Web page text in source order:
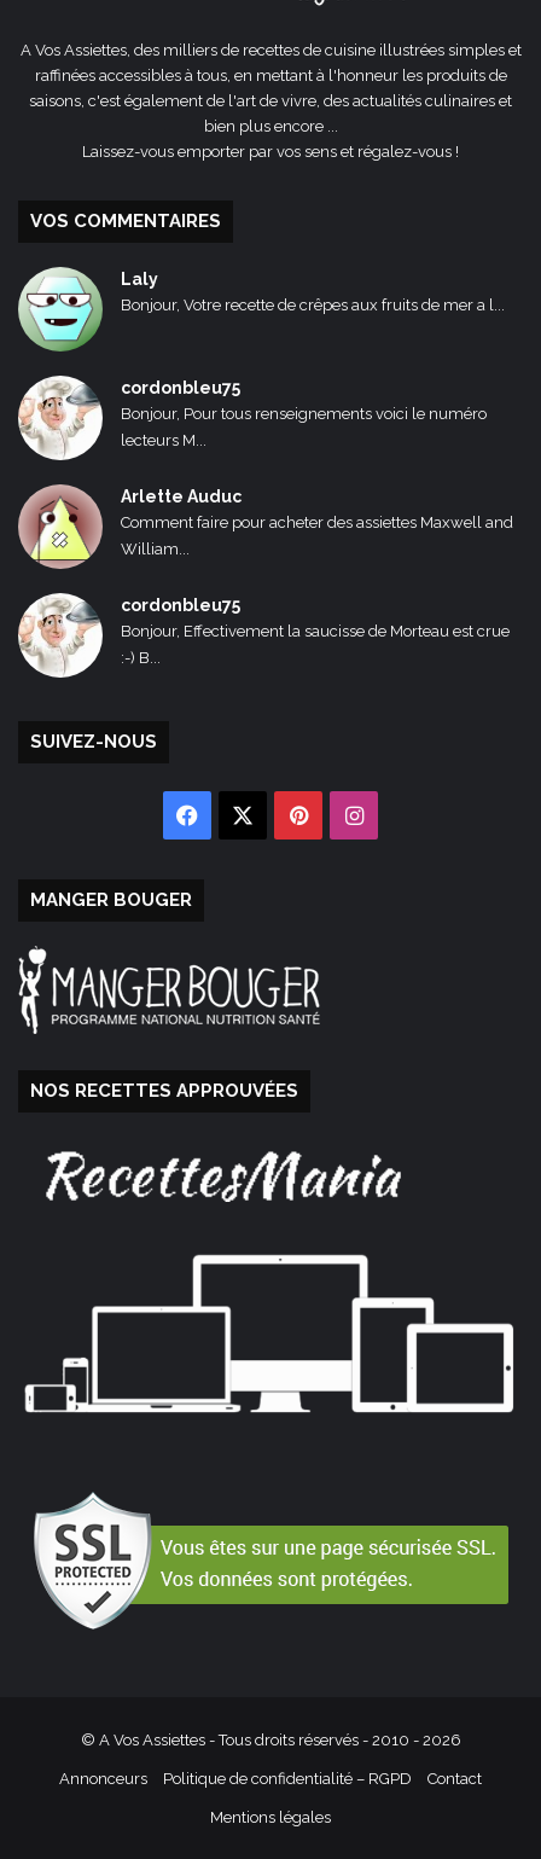
A Vos Assiettes, des milliers de recettes de cuisine illustrées simples et
raffinées accessibles à tous, en mettant à l'honneur les produits de
saisons, c'est également de l'art de vivre, des actualités culinaires et
bien plus encore ...
Laissez-vous emporter par vos sens et régalez-vous !
VOS COMMENTAIRES
Laly
Bonjour, Votre recette de crêpes aux fruits de mer a l...
cordonbleu75
Bonjour, Pour tous renseignements voici le numéro
lecteurs M...
Arlette Auduc
Comment faire pour acheter des assiettes Maxwell and
William...
cordonbleu75
Bonjour, Effectivement la saucisse de Morteau est crue
:-) B...
SUIVEZ-NOUS
Facebook PinterestInstagram
MANGER BOUGER
NOS RECETTES APPROUVÉES
© A Vos Assiettes - Tous droits réservés - 2010 - 2026
Annonceurs Politique de confidentialité – RGPD Contact
Mentions légales